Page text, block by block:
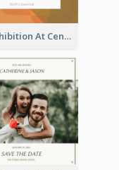
Art Exhibition At Central Museum 2020 Invitation